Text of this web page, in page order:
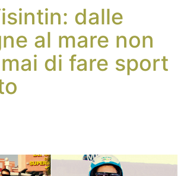
dalle
al mare non
di fare sport